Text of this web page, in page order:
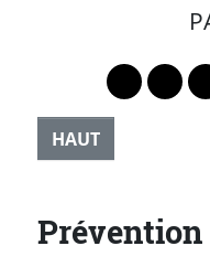
Lien vers
Lien
HAUT